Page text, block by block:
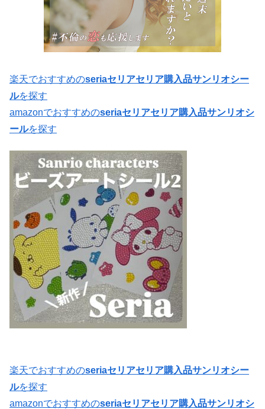
楽天でおすすめのseriaセリアセリア購入品サンリオシー
ルを探す
amazonでおすすめのseriaセリアセリア購入品サンリオシ
ールを探す
楽天でおすすめのseriaセリアセリア購入品サンリオシー
ルを探す
amazonでおすすめのseriaセリアセリア購入品サンリオシ